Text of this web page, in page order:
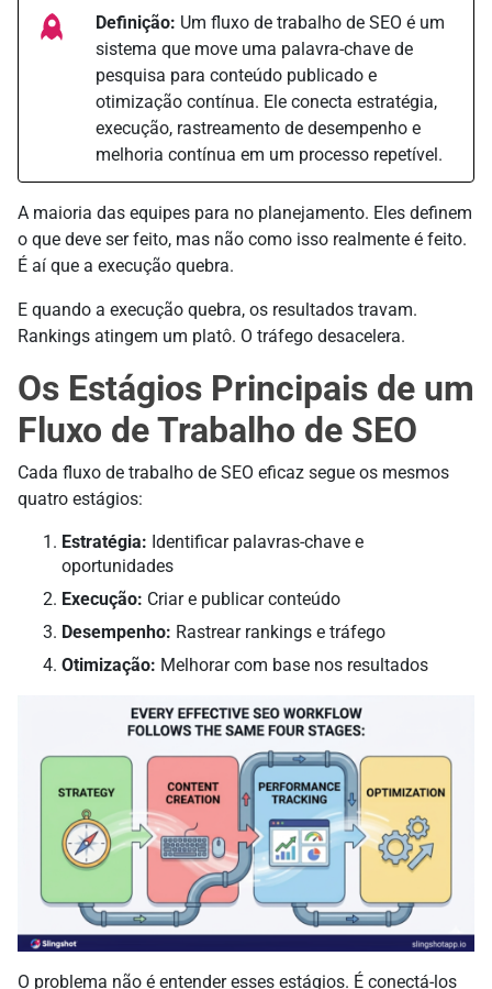
Definição: Um fluxo de trabalho de SEO é um
sistema que move uma palavra-chave de
pesquisa para conteúdo publicado e
otimização contínua. Ele conecta estratégia,
execução, rastreamento de desempenho e
melhoria contínua em um processo repetível.
A maioria das equipes para no planejamento. Eles definem
o que deve ser feito, mas não como isso realmente é feito.
É aí que a execução quebra.
E quando a execução quebra, os resultados travam.
Rankings atingem um platô. O tráfego desacelera.
Os Estágios Principais de um
Fluxo de Trabalho de SEO
Cada fluxo de trabalho de SEO eficaz segue os mesmos
quatro estágios:
Estratégia: Identificar palavras-chave e
oportunidades
Execução: Criar e publicar conteúdo
Desempenho: Rastrear rankings e tráfego
Otimização: Melhorar com base nos resultados
O problema não é entender esses estágios. É conectá-los